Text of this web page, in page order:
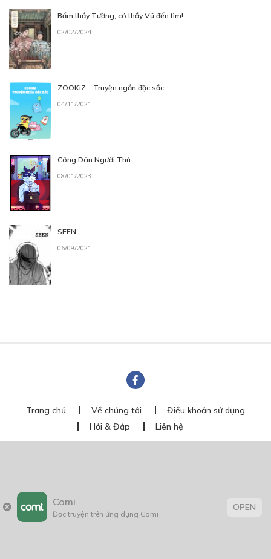
Bẩm thầy Tường, có thầy Vũ đến tìm!
02/02/2024
ZOOKiZ – Truyện ngắn đặc sắc
04/11/2021
Công Dân Người Thú
08/01/2023
SEEN
06/09/2021
Trang chủ Về chúng tôi
Điều khoản sử dụng
Hỏi & Đáp
Liên hệ
2700/XN-CXBIPH do Cục Xuất bản, In và Phát hành cấp ngày 01/06/2022
Giấy Đăng kí kinh doanh số 0313105297 do Sở Kế hoạch và Đầu tư thành
phố Hồ Chí Minh cấp ngày 21/1/2015
Comi
Đọc truyện trên ứng dụng Comi
OPEN